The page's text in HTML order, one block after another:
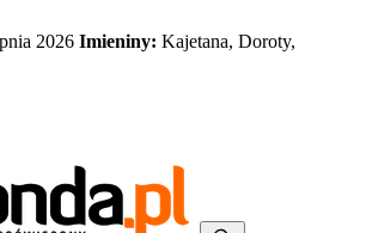
2026 Imieniny: Kajetana, Doroty,